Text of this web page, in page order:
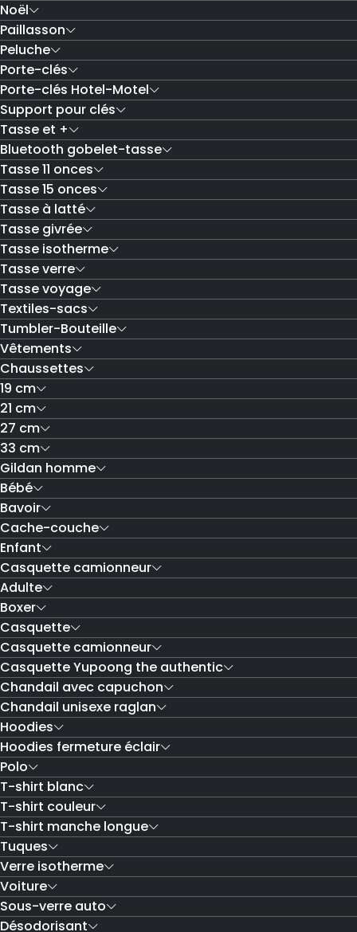
Noël
Paillasson
Peluche
Porte-clés
Porte-clés Hotel-Motel
Support pour clés
Tasse et +
Bluetooth gobelet-tasse
Tasse 11 onces
Tasse 15 onces
Tasse à latté
Tasse givrée
Tasse isotherme
Tasse verre
Tasse voyage
Textiles-sacs
Tumbler-Bouteille
Vêtements
Chaussettes
19 cm
21 cm
27 cm
33 cm
Gildan homme
Bébé
Bavoir
Cache-couche
Enfant
Casquette camionneur
Adulte
Boxer
Casquette
Casquette camionneur
Casquette Yupoong the authentic
Chandail avec capuchon
Chandail unisexe raglan
Hoodies
Hoodies fermeture éclair
Polo
T-shirt blanc
T-shirt couleur
T-shirt manche longue
Tuques
Verre isotherme
Voiture
Sous-verre auto
Désodorisant